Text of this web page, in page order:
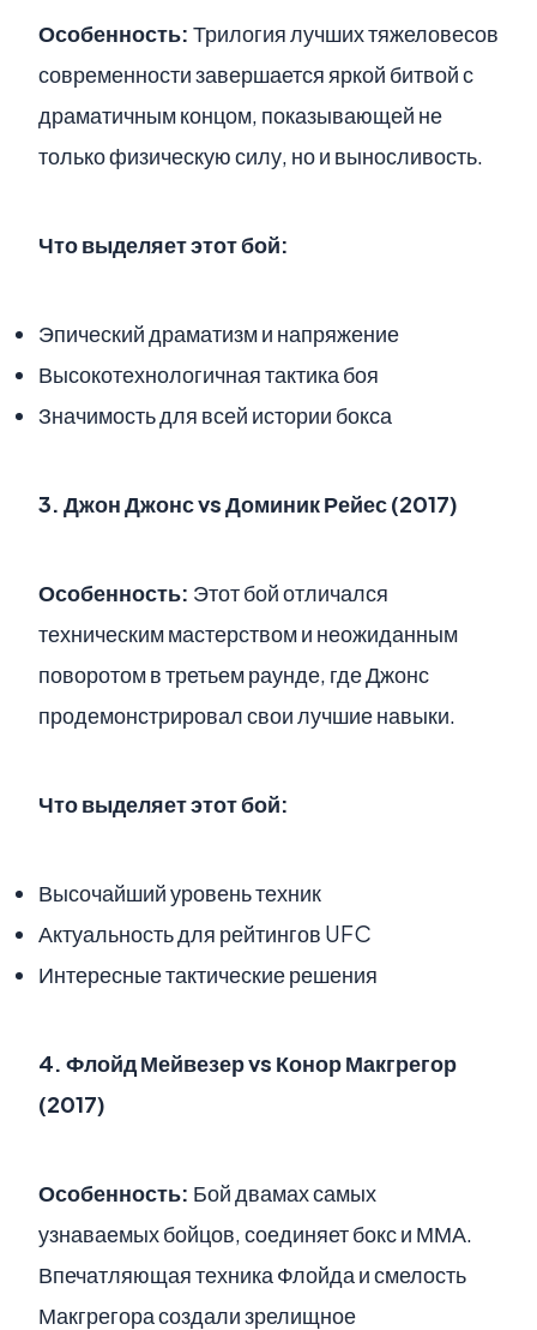
Особенность: Трилогия лучших тяжеловесов
современности завершается яркой битвой с
драматичным концом, показывающей не
только физическую силу, но и выносливость.
Что выделяет этот бой:
Эпический драматизм и напряжение
Высокотехнологичная тактика боя
Значимость для всей истории бокса
3. Джон Джонс vs Доминик Рейес (2017)
Особенность: Этот бой отличался
техническим мастерством и неожиданным
поворотом в третьем раунде, где Джонс
продемонстрировал свои лучшие навыки.
Что выделяет этот бой:
Высочайший уровень техник
Актуальность для рейтингов UFC
Интересные тактические решения
4. Флойд Мейвезер vs Конор Макгрегор
(2017)
Особенность: Бой двамах самых
узнаваемых бойцов, соединяет бокс и ММА.
Впечатляющая техника Флойда и смелость
Макгрегора создали зрелищное